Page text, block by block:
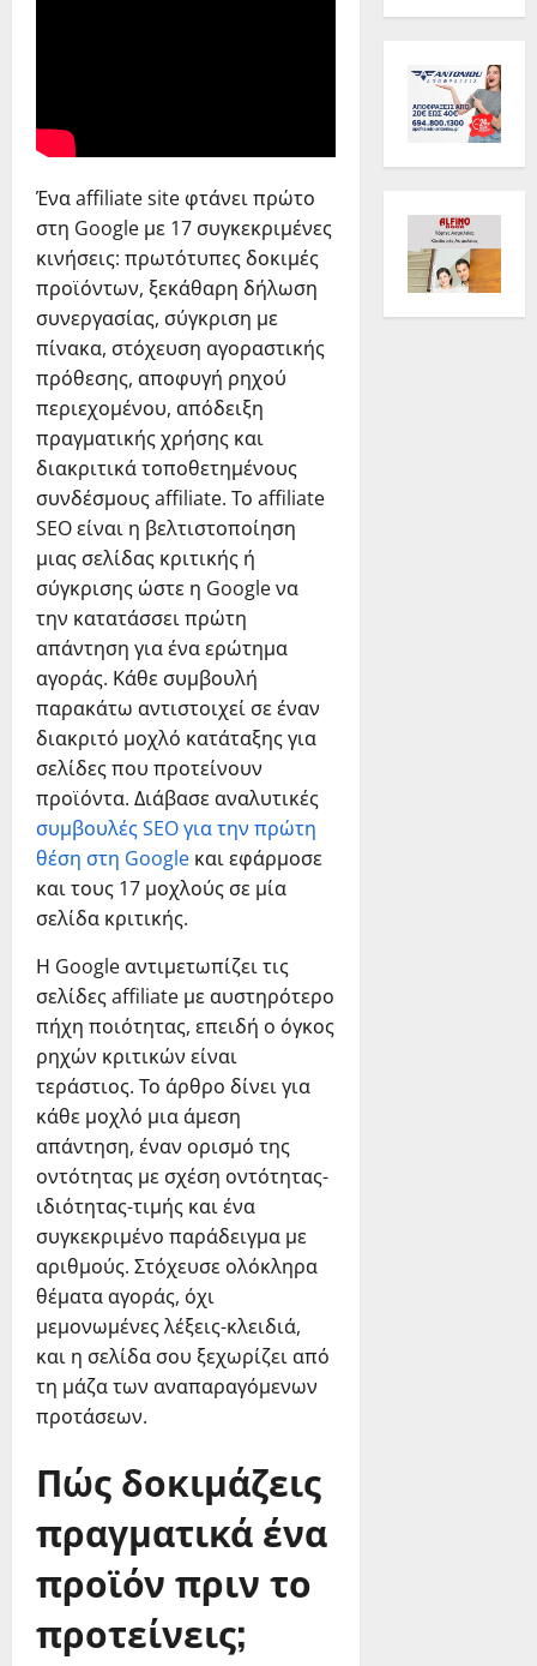
Ένα affiliate site φτάνει πρώτο
στη Google με 17 συγκεκριμένες
κινήσεις: πρωτότυπες δοκιμές
προϊόντων, ξεκάθαρη δήλωση
συνεργασίας, σύγκριση με
πίνακα, στόχευση αγοραστικής
πρόθεσης, αποφυγή ρηχού
περιεχομένου, απόδειξη
πραγματικής χρήσης και
διακριτικά τοποθετημένους
συνδέσμους affiliate. Το affiliate
SEO είναι η βελτιστοποίηση
μιας σελίδας κριτικής ή
σύγκρισης ώστε η Google να
την κατατάσσει πρώτη
απάντηση για ένα ερώτημα
αγοράς. Κάθε συμβουλή
παρακάτω αντιστοιχεί σε έναν
διακριτό μοχλό κατάταξης για
σελίδες που προτείνουν
προϊόντα. Διάβασε αναλυτικές
συμβουλές SEO για την πρώτη
θέση στη Google και εφάρμοσε
και τους 17 μοχλούς σε μία
σελίδα κριτικής.
Η Google αντιμετωπίζει τις
σελίδες affiliate με αυστηρότερο
πήχη ποιότητας, επειδή ο όγκος
ρηχών κριτικών είναι
τεράστιος. Το άρθρο δίνει για
κάθε μοχλό μια άμεση
απάντηση, έναν ορισμό της
οντότητας με σχέση οντότητας-
ιδιότητας-τιμής και ένα
συγκεκριμένο παράδειγμα με
αριθμούς. Στόχευσε ολόκληρα
θέματα αγοράς, όχι
μεμονωμένες λέξεις-κλειδιά,
και η σελίδα σου ξεχωρίζει από
τη μάζα των αναπαραγόμενων
προτάσεων.
Πώς δοκιμάζεις
πραγματικά ένα
προϊόν πριν το
προτείνεις;